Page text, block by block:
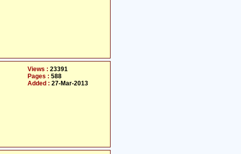
Views : 23391
Pages : 588
Added : 27-Mar-2013